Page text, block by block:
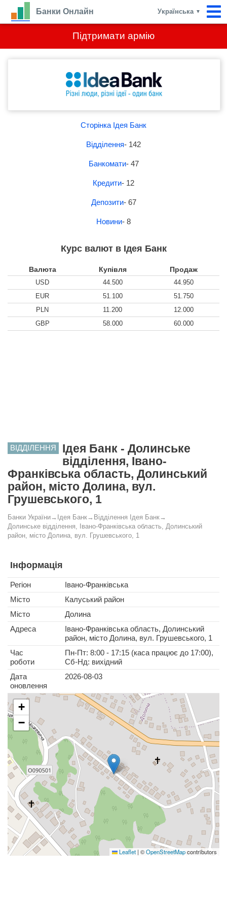
Підтримати армію
Банки Онлайн Українська ▼
Сторінка Ідея Банк
Відділення- 142
Банкомати- 47
Кредити- 12
Депозити- 67
Новини- 8
Курс валют в Ідея Банк
Валюта Купівля Продаж
USD 44.500
44.950
EUR
51.100
51.750
PLN
11.200
12.000
GBP
58.000 60.000
ВІДДІЛЕННЯ
Ідея Банк - Долинське
відділення, Івано-
Франківська область, Долинський
район, місто Долина, вул.
Грушевського, 1
Банки України→ Ідея Банк→ Відділення Ідея Банк→
Долинське відділення, Івано-Франківська область, Долинський
район, місто Долина, вул. Грушевського, 1
Інформація
Регіон
Івано-Франківська
Місто
Калуський район
Місто
Долина
Адреса
Івано-Франківська область, Долинський
район, місто Долина, вул. Грушевського, 1
Час
роботи
Пн-Пт: 8:00 - 17:15 (каса працює до 17:00),
Сб-Нд: вихідний
Дата
оновлення
2026-08-03
+
−
Leaflet | ©OpenStreetMapcontributors